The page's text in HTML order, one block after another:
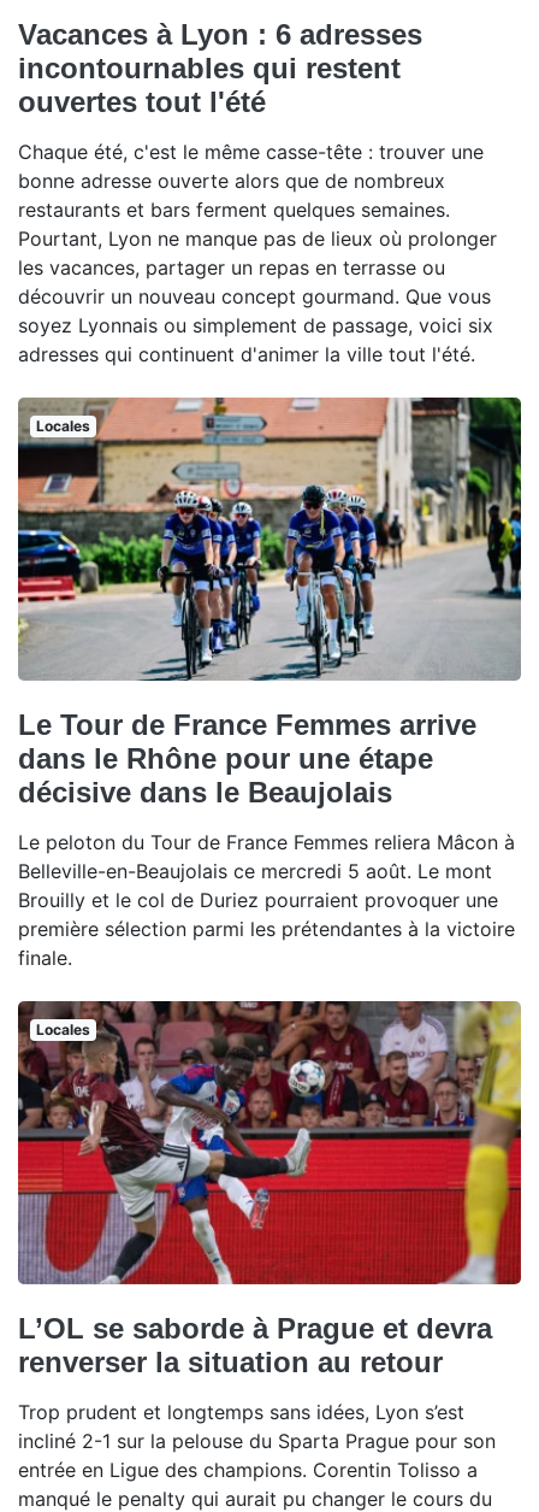
Vacances à Lyon : 6 adresses
incontournables qui restent
ouvertes tout l'été
Chaque été, c'est le même casse-tête : trouver une
bonne adresse ouverte alors que de nombreux
restaurants et bars ferment quelques semaines.
Pourtant, Lyon ne manque pas de lieux où prolonger
les vacances, partager un repas en terrasse ou
découvrir un nouveau concept gourmand. Que vous
soyez Lyonnais ou simplement de passage, voici six
adresses qui continuent d'animer la ville tout l'été.
Locales
Le Tour de France Femmes arrive
dans le Rhône pour une étape
décisive dans le Beaujolais
Le peloton du Tour de France Femmes reliera Mâcon à
Belleville-en-Beaujolais ce mercredi 5 août. Le mont
Brouilly et le col de Duriez pourraient provoquer une
première sélection parmi les prétendantes à la victoire
finale.
Locales
L’OL se saborde à Prague et devra
renverser la situation au retour
Trop prudent et longtemps sans idées, Lyon s’est
incliné 2-1 sur la pelouse du Sparta Prague pour son
entrée en Ligue des champions. Corentin Tolisso a
manqué le penalty qui aurait pu changer le cours du